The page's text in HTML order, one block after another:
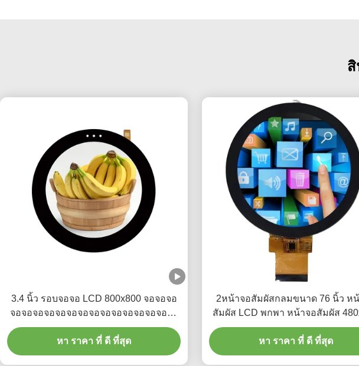
สิ
3.4 นิ้ว รอบจอจอ LCD 800x800 จอจอจอ
จอจอจอจอจอจอจอจอจอจอจอจอจอจอจอ
จอจอจอจอจอจอจอจอจอ
หา ราคา ที่ ดี ที่สุด
2หน้าจอสัมผัสกลมขนาด 76 นิ้ว ห
สัมผัส LCD พกพา หน้าจอสัมผัส
หา ราคา ที่ ดี ที่สุด